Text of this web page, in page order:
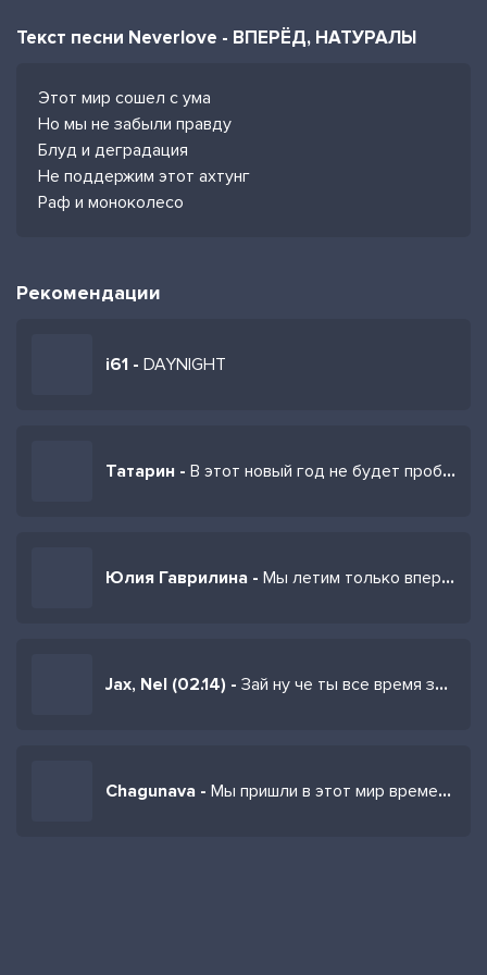
Текст песни Neverlove - ВПЕРЁД, НАТУРАЛЫ
Этот мир сошел с ума
Но мы не забыли правду
Блуд и деградация
Не поддержим этот ахтунг
Раф и моноколесо
Рекомендации
i61 - DAYNIGHT
Татарин - В этот новый год не будет проблем
Юлия Гаврилина - Мы летим только вперед нам нужен результат
Jax, Nel (02.14) - Зай ну че ты все время злая
Chagunava - Мы пришли в этот мир времена менялись